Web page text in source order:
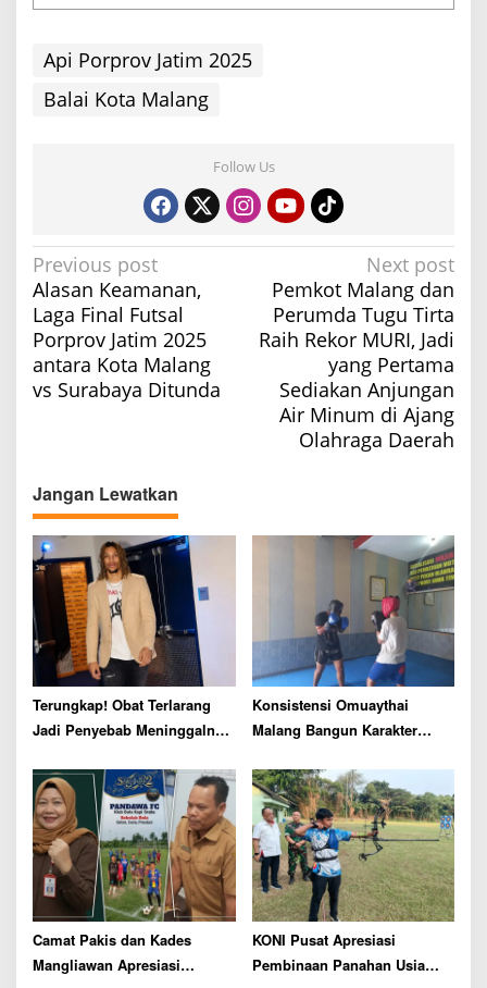
Api Porprov Jatim 2025
Balai Kota Malang
Follow Us
P
o
s
t
n
i
g
a
t
i
o
n
Previous post
Alasan Keamanan,
Laga Final Futsal
Porprov Jatim 2025
antara Kota Malang
vs Surabaya Ditunda
Next post
Pemkot Malang dan
Perumda Tugu Tirta
Raih Rekor MURI, Jadi
yang Pertama
Sediakan Anjungan
Air Minum di Ajang
Olahraga Daerah
Jangan Lewatkan
Terungkap! Obat Terlarang
Jadi Penyebab Meninggalnya
Konsistensi Omuaythai
Malang Bangun Karakter
Muay Thai
Camat Pakis dan Kades
Mangliawan Apresiasi
KONI Pusat Apresiasi
Pembinaan Panahan Usia